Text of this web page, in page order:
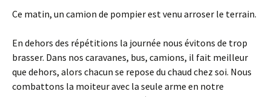
Ce matin, un camion de pompier est venu arroser le terrain.
En dehors des répétitions la journée nous évitons de trop
brasser. Dans nos caravanes, bus, camions, il fait meilleur
que dehors, alors chacun se repose du chaud chez soi. Nous
combattons la moiteur avec la seule arme en notre